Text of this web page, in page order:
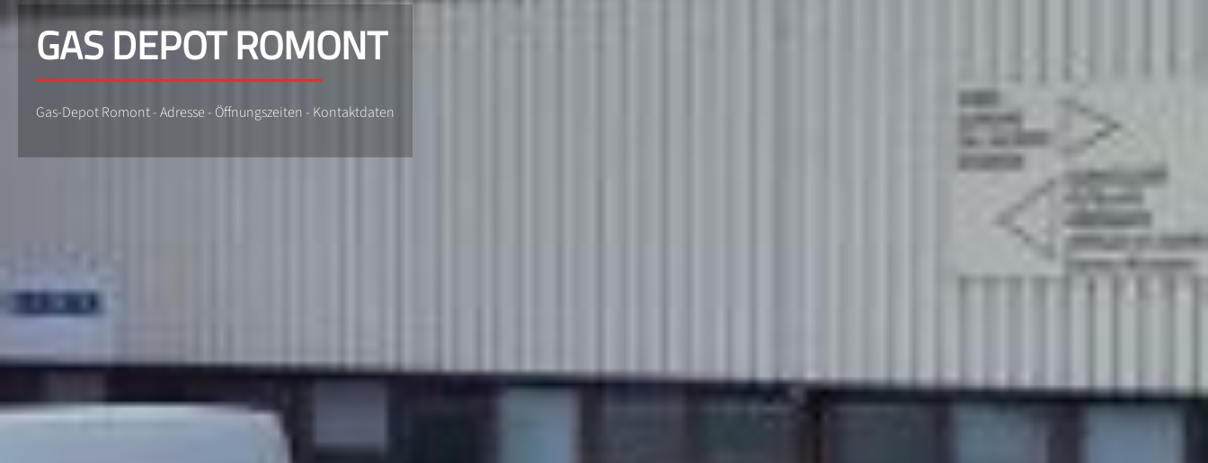
GAS DEPOT ROMONT
Gas-Depot Romont - Adresse - Öffnungszeiten - Kontaktdaten